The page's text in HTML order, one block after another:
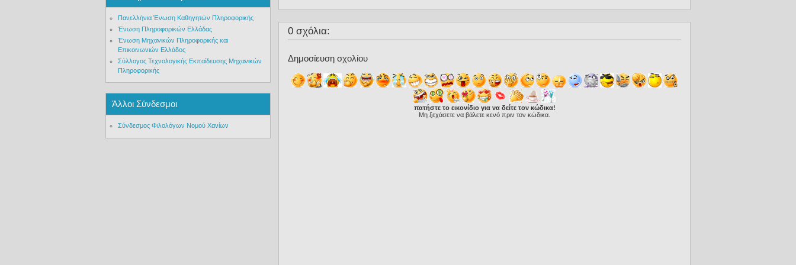
0 σχόλια:
Δημοσίευση σχολίου
πατήστε το εικονίδιο για να δείτε τον κώδικα!
Μη ξεχάσετε να βάλετε κενό πριν τον κώδικα.
Πανελλήνια Ένωση Καθηγητών Πληροφορικής
Ένωση Πληροφορικών Ελλάδας
Ένωση Μηχανικών Πληροφορικής και
Επικοινωνιών Ελλάδος
Σύλλογος Τεχνολογικής Εκπαίδευσης Μηχανικών
Πληροφορικής
Άλλοι Σύνδεσμοι
Σύνδεσμος Φιλολόγων Νομού Χανίων